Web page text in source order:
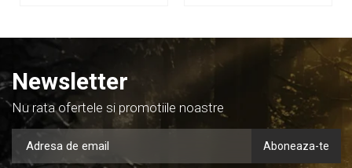
Newsletter
Nu rata ofertele si promotiile noastre